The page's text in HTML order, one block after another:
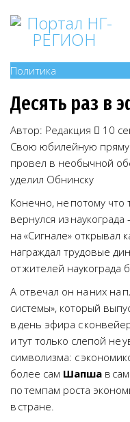
Политика
Десять раз в
Автор: Редакция 10
Свою юбилейную
провел в необычной
уделил Обнинску
Конечно, не потому
вернулся из
на «Сигнале» открывал
награждал трудовые
от жителей наукограда
А отвечал он на них на
системы», который
в день эфира с
и тут только слепой не
символизма: с
более сам Шапша в
по темпам роста
в стране.